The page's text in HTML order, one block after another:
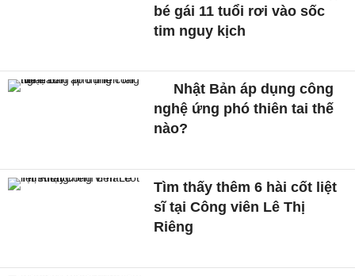
bé gái 11 tuổi rơi vào sốc
tim nguy kịch
Nhật Bản áp dụng công
nghệ ứng phó thiên tai thế
nào?
Tìm thấy thêm 6 hài cốt liệt
sĩ tại Công viên Lê Thị
Riêng